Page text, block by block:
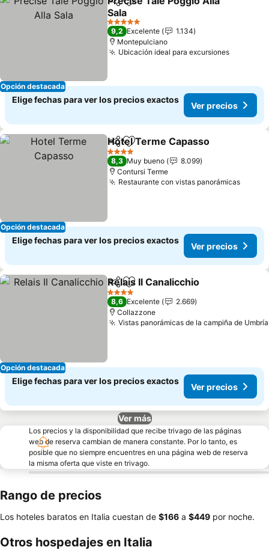
Opción destacada
CompartirAgregar a favoritos
Sala
5 Estrellas
9,2 Excelente
1.134
Montepulciano
Ubicación ideal para excursiones
Elige fechas para ver los precios exactos
Ver precios
Opción destacada
CompartirAgregar a favoritos
Hotel Terme Capasso
4 Estrellas
8,3 Muy bueno
8.099
Contursi Terme
Restaurante con vistas panorámicas
Elige fechas para ver los precios exactos
Ver precios
Opción destacada
CompartirAgregar a favoritos
Relais Il Canalicchio
4 Estrellas
8,6 Excelente
2.669
Collazzone
Vistas panorámicas de la campiña de Umbría
Elige fechas para ver los precios exactos
Ver precios
Ver más
Los precios y la disponibilidad que recibe trivago de las páginas
web de reserva cambian de manera constante. Por lo tanto, es
posible que no siempre encuentres en una página web de reserva
la misma oferta que viste en trivago.
Rango de precios
Los hoteles baratos en Italia cuestan de ‎$166 a ‎$449 por noche.
Otros hospedajes en Italia